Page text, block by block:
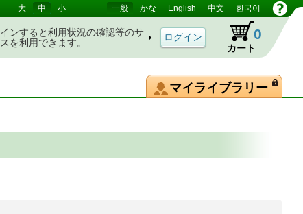
大 中 小 一般 かな English 中文 한국어
ンすると利用状況の確認等のサ
を利用できます。
カート
0
マイライブラリー